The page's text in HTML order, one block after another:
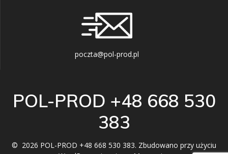
poczta@pol-prod.pl
POL-PROD +48 668 530
383
© 2026 POL-PROD +48 668 530 383. Zbudowano przy użyciu